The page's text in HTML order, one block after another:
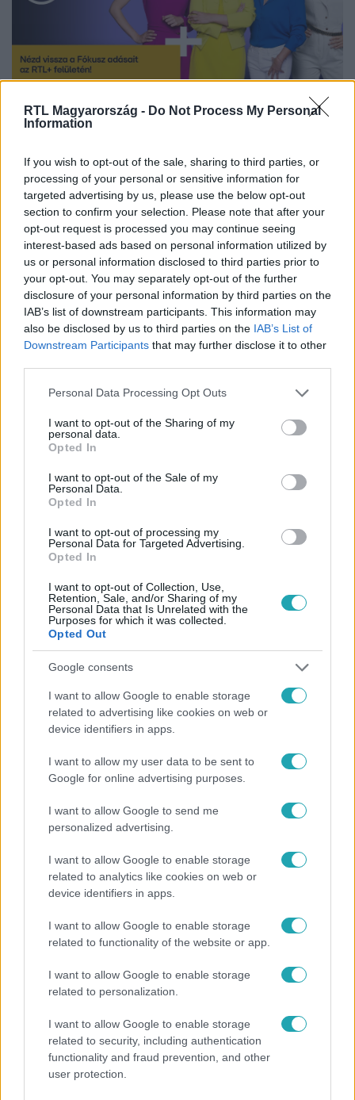
RTL Magyarország - Do Not Process My Personal
Information
If you wish to opt-out of the sale, sharing to third parties, or
processing of your personal or sensitive information for
targeted advertising by us, please use the below opt-out
section to confirm your selection. Please note that after your
opt-out request is processed you may continue seeing
interest-based ads based on personal information utilized by
us or personal information disclosed to third parties prior to
your opt-out. You may separately opt-out of the further
disclosure of your personal information by third parties on the
IAB’s list of downstream participants. This information may
also be disclosed by us to third parties on the IAB’s List of
Downstream Participants that may further disclose it to other
Please note that this website/app uses one or more Google
not limited to your visit or usage behaviour. You may click to
grant or deny consent to Google and its third-party tags to
use your data for below specified purposes in below Google
consent section.
Personal Data Processing Opt Outs
I want to opt-out of the Sharing of my
personal data.
Opted In
I want to opt-out of the Sale of my
Personal Data.
Opted In
I want to opt-out of processing my
Personal Data for Targeted Advertising.
Opted In
I want to opt-out of Collection, Use,
Retention, Sale, and/or Sharing of my
Personal Data that Is Unrelated with the
Purposes for which it was collected.
Opted Out
Google consents
I want to allow Google to enable storage
related to advertising like cookies on web or
device identifiers in apps.
I want to allow my user data to be sent to
Google for online advertising purposes.
I want to allow Google to send me
personalized advertising.
I want to allow Google to enable storage
related to analytics like cookies on web or
device identifiers in apps.
I want to allow Google to enable storage
related to functionality of the website or app.
I want to allow Google to enable storage
related to personalization.
I want to allow Google to enable storage
related to security, including authentication
functionality and fraud prevention, and other
user protection.
Nézd vissza a Fókusz adásait az RTL+-on!
Itt állítsd be, hogy az RTL.hu az elsők között
legyen a Google-találatokban!
Kövess minket, és értesülj a friss hírekről a
Facebookon is!
MINI DUBAJ # MAXI DUBAJ #RÁKOSRENDEZŐ
MINI-DUBAJ #FELHŐKARCOLÓ
Népszerű
"Nem beszélek már vele évek óta" - Édesapja
kitagadta Nagy Zsoltot